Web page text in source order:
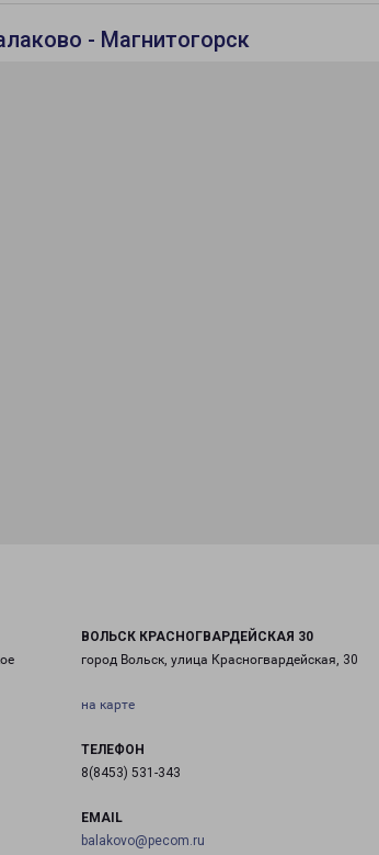
- Магнитогорск
ВОЛЬСК КРАСНОГВАРДЕЙСКАЯ 30
город Вольск, улица Красногвардейская, 30
на карте
ТЕЛЕФОН
8(8453) 531-343
EMAIL
balakovo@pecom.ru